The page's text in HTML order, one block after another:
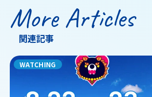
More Articles
関連記事
WATCHING